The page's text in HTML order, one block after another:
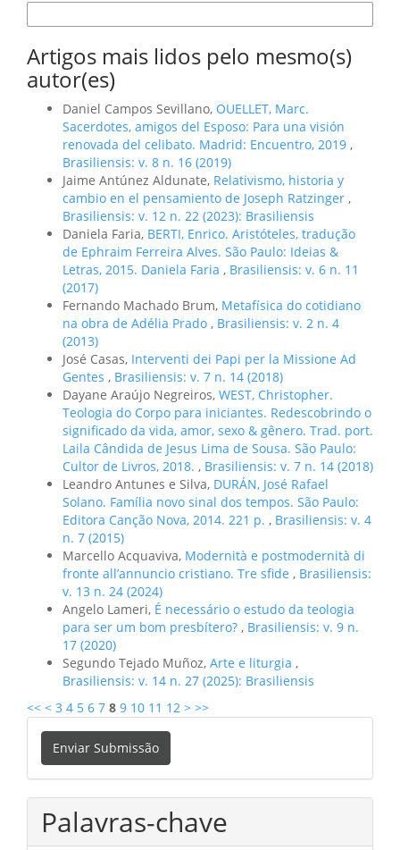
Artigos mais lidos pelo mesmo(s)
autor(es)
Daniel Campos Sevillano, OUELLET, Marc.
Sacerdotes, amigos del Esposo: Para una visión
renovada del celibato. Madrid: Encuentro, 2019 ,
Brasiliensis: v. 8 n. 16 (2019)
Jaime Antúnez Aldunate, Relativismo, historia y
cambio en el pensamiento de Joseph Ratzinger ,
Brasiliensis: v. 12 n. 22 (2023): Brasiliensis
Daniela Faria, BERTI, Enrico. Aristóteles, tradução
de Ephraim Ferreira Alves. São Paulo: Ideias &
Letras, 2015. Daniela Faria , Brasiliensis: v. 6 n. 11
(2017)
Fernando Machado Brum, Metafísica do cotidiano
na obra de Adélia Prado , Brasiliensis: v. 2 n. 4
(2013)
José Casas, Interventi dei Papi per la Missione Ad
Gentes , Brasiliensis: v. 7 n. 14 (2018)
Dayane Araújo Negreiros, WEST, Christopher.
Teologia do Corpo para iniciantes. Redescobrindo o
significado da vida, amor, sexo & gênero. Trad. port.
Laila Cândida de Jesus Lima de Sousa. São Paulo:
Cultor de Livros, 2018. , Brasiliensis: v. 7 n. 14 (2018)
Leandro Antunes e Silva, DURÁN, José Rafael
Solano. Família novo sinal dos tempos. São Paulo:
Editora Canção Nova, 2014. 221 p. , Brasiliensis: v. 4
n. 7 (2015)
Marcello Acquaviva, Modernità e postmodernità di
fronte all’annuncio cristiano. Tre sfide , Brasiliensis:
v. 13 n. 24 (2024)
Angelo Lameri, É necessário o estudo da teologia
para ser um bom presbítero? , Brasiliensis: v. 9 n.
17 (2020)
Segundo Tejado Muñoz, Arte e liturgia ,
Brasiliensis: v. 14 n. 27 (2025): Brasiliensis
<< < 3 4 5 6 7 8 9 10 11 12 > >>
Enviar
Submissão
Enviar Submissão
Palavras-chave